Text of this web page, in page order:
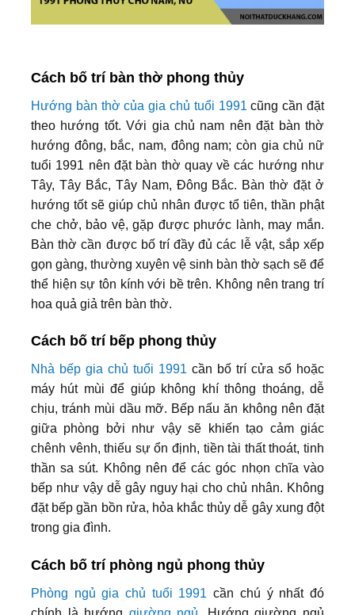
Cách bố trí bàn thờ phong thủy
Hướng bàn thờ của gia chủ tuổi 1991 cũng cần đặt
theo hướng tốt. Với gia chủ nam nên đặt bàn thờ
hướng đông, bắc, nam, đông nam; còn gia chủ nữ
tuổi 1991 nên đặt bàn thờ quay về các hướng như
Tây, Tây Bắc, Tây Nam, Đông Bắc. Bàn thờ đặt ở
hướng tốt sẽ giúp chủ nhân được tổ tiên, thần phật
che chở, bảo vệ, gặp được phước lành, may mắn.
Bàn thờ cần được bố trí đầy đủ các lễ vật, sắp xếp
gọn gàng, thường xuyên vệ sinh bàn thờ sạch sẽ để
thể hiện sự tôn kính với bề trên. Không nên trang trí
hoa quả giả trên bàn thờ.
Cách bố trí bếp phong thủy
Nhà bếp gia chủ tuổi 1991 cần bố trí cửa sổ hoặc
máy hút mùi để giúp không khí thông thoáng, dễ
chịu, tránh mùi dầu mỡ. Bếp nấu ăn không nên đặt
giữa phòng bởi như vậy sẽ khiến tạo cảm giác
chênh vênh, thiếu sự ổn định, tiền tài thất thoát, tinh
thần sa sút. Không nên để các góc nhọn chĩa vào
bếp như vậy dễ gây nguy hại cho chủ nhân. Không
đặt bếp gần bồn rửa, hỏa khắc thủy dễ gây xung đột
trong gia đình.
Cách bố trí phòng ngủ phong thủy
Phòng ngủ gia chủ tuổi 1991 cần chú ý nhất đó